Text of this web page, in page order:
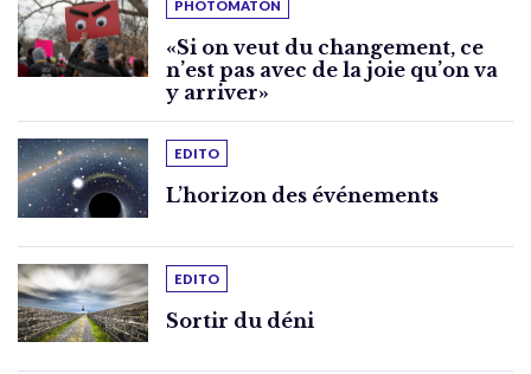
PHOTOMATON
«Si on veut du changement, ce
n’est pas avec de la joie qu’on va
y arriver»
EDITO
L’horizon des événements
EDITO
Sortir du déni